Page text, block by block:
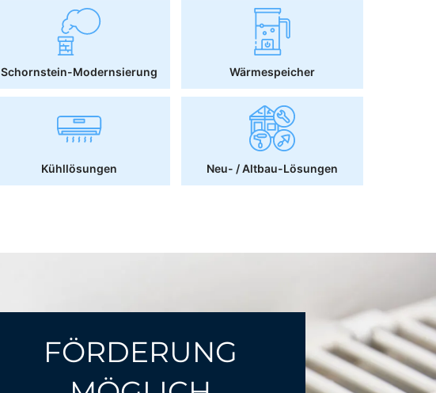
Schornstein-Modernsierung Wärmespeicher
Kühllösungen Neu- / Altbau-Lösungen
FÖRDERUNG